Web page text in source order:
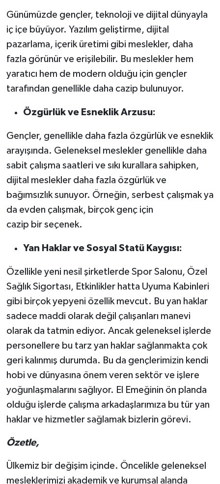
Günümüzde gençler, teknoloji ve dijital dünyayla
iç içe büyüyor. Yazılım geliştirme, dijital
pazarlama, içerik üretimi gibi meslekler, daha
fazla görünür ve erişilebilir. Bu meslekler hem
yaratıcı hem de modern olduğu için gençler
tarafından genellikle daha cazip bulunuyor.
Özgürlük ve Esneklik Arzusu:
Gençler, genellikle daha fazla özgürlük ve esneklik
arayışında. Geleneksel meslekler genellikle daha
sabit çalışma saatleri ve sıkı kurallara sahipken,
dijital meslekler daha fazla özgürlük ve
bağımsızlık sunuyor. Örneğin, serbest çalışmak ya
da evden çalışmak, birçok genç için
cazip bir seçenek.
Yan Haklar ve Sosyal Statü Kaygısı:
Özellikle yeni nesil şirketlerde Spor Salonu, Özel
Sağlık Sigortası, Etkinlikler hatta Uyuma Kabinleri
gibi birçok yepyeni özellik mevcut. Bu yan haklar
sadece maddi olarak değil çalışanları manevi
olarak da tatmin ediyor. Ancak geleneksel işlerde
personellere bu tarz yan haklar sağlanmakta çok
geri kalınmış durumda. Bu da gençlerimizin kendi
hobi ve dünyasına önem veren sektör ve işlere
yoğunlaşmalarını sağlıyor. El Emeğinin ön planda
olduğu işlerde çalışma arkadaşlarımıza bu tür yan
haklar ve hizmetler sağlamak bizlerin görevi.
Özetle,
Ülkemiz bir değişim içinde. Öncelikle geleneksel
mesleklerimizi akademik ve kurumsal alanda